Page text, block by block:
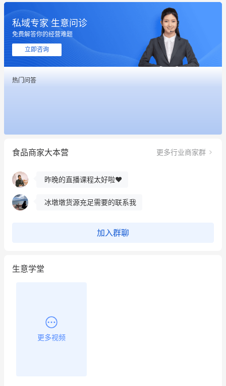
私域专家 生意问诊
免费解答你的经营难题
立即咨询
热门问答
食品商家大本营 更多行业商家群
餐饮也得靠私域和服务提高竞争力
昨晚的直播课程太好啦❤️
冰墩墩货源充足需要的联系我
这个营销策划案例推荐大家看一下
用有赞就能在微信、小红书同时经营了
加入群聊
生意学堂
更多视频